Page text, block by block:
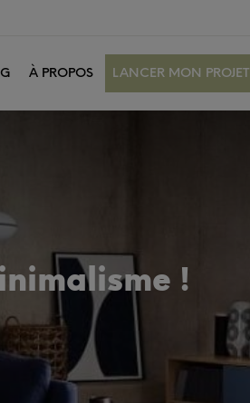
À PROPOS LANCER MON PROJET
!